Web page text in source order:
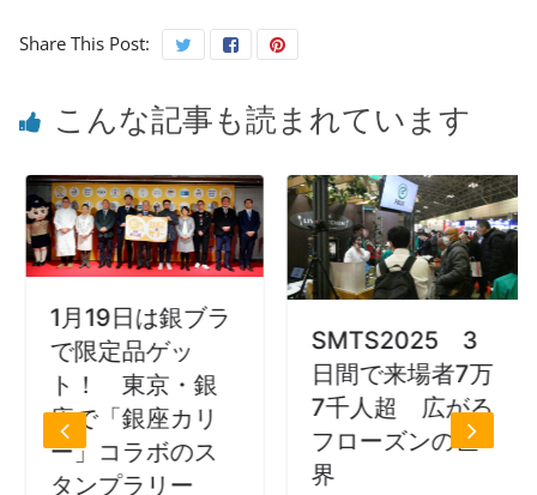
Share This Post:
こんな記事も読まれています
日は銀ブラ
定品ゲッ
東京・銀
「銀座カリ
コラボのス
プラリー
SMTS2025 3
日間で来場者7万
7千人超 広がる
フローズンの世
フ
ワ
ア